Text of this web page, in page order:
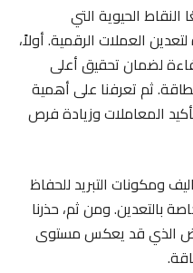
الحيوية التي
العملات الرقمية. أولاً،
لضمان تحقيق أعلى
ثم تعرفنا على أهمية
المعاملات وزيادة فرص
ومكونات التبريد للحفاظ
بالتعدين. ومن ثم، حذرنا
الذي قد يعكس مستوى